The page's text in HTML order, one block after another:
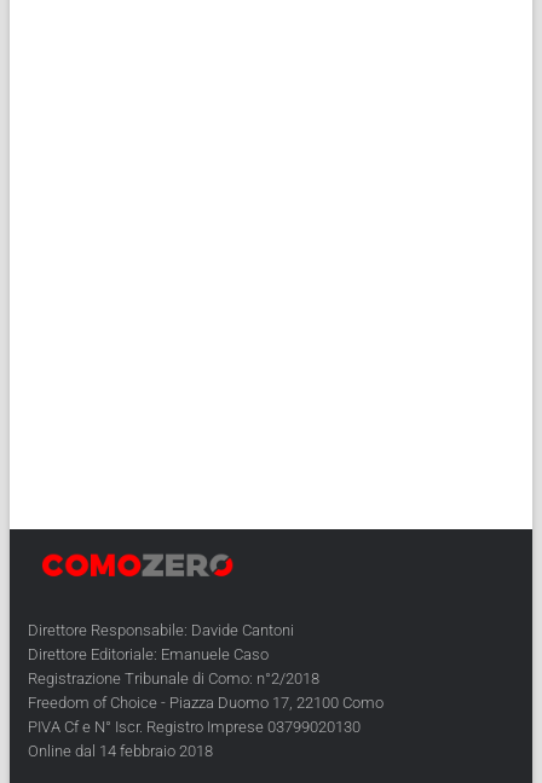
Direttore Responsabile: Davide Cantoni
Direttore Editoriale: Emanuele Caso
Registrazione Tribunale di Como: n°2/2018
Freedom of Choice - Piazza Duomo 17, 22100 Como
PIVA Cf e N° Iscr. Registro Imprese 03799020130
Online dal 14 febbraio 2018